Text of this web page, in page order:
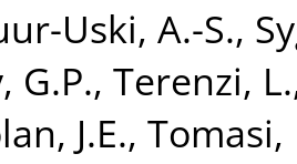
Uski, A.-S.,
G.P., Terenzi, L.
J.E., Tomasi,